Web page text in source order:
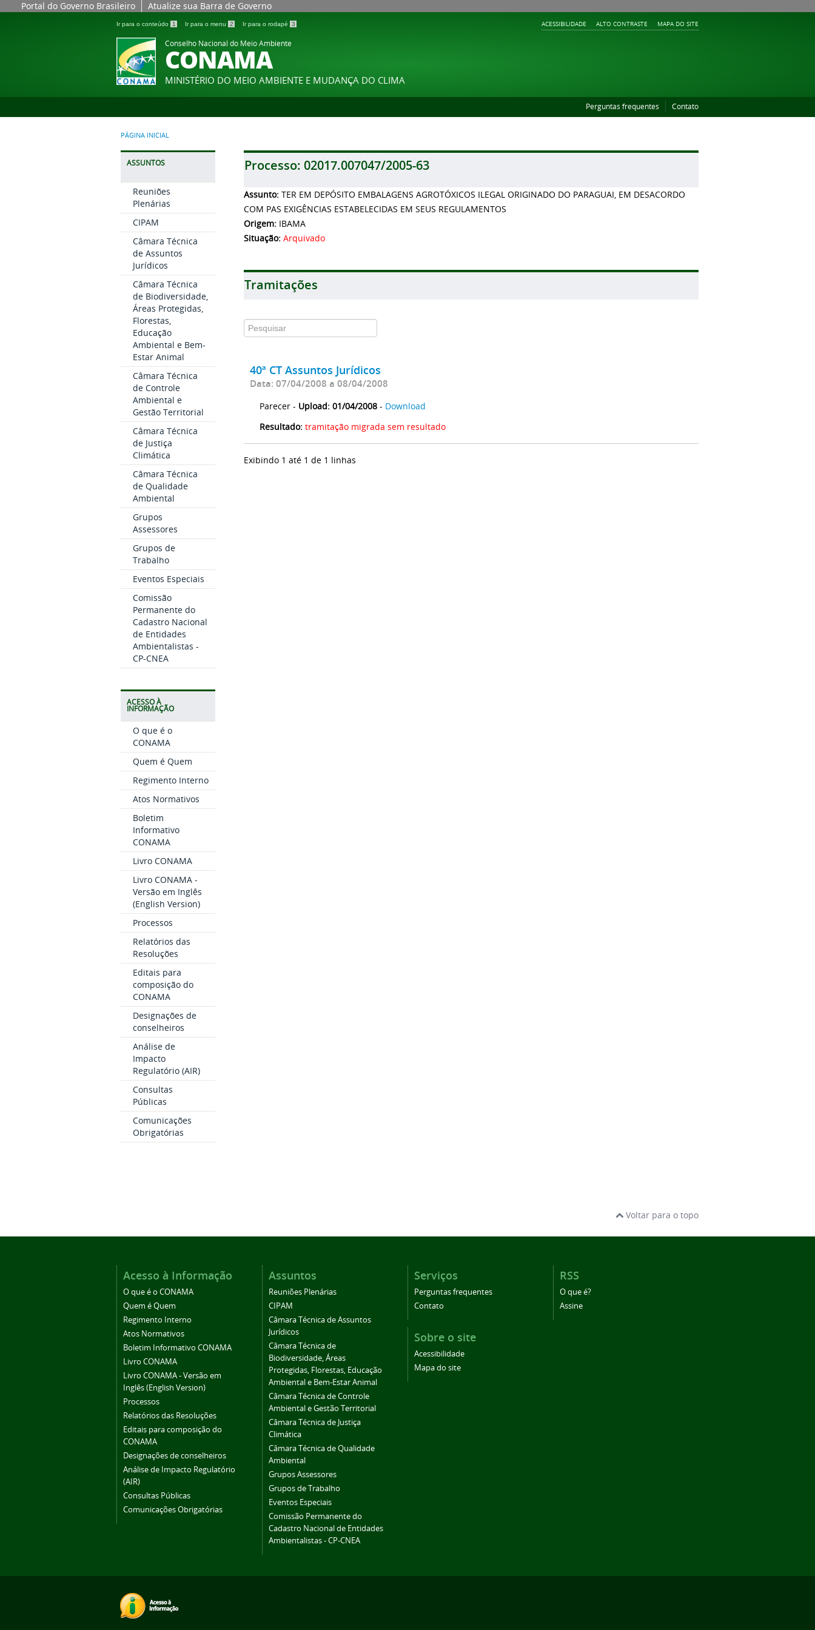
Portal do Governo Brasileiro Atualize sua Barra de Governo
Ir para o conteúdo 1 Ir para o menu 2 Ir para o rodapé 3 ACESSIBILIDADE ALTO CONTRASTE MAPA DO SITE
Conselho Nacional do Meio Ambiente
CONAMA
MINISTÉRIO DO MEIO AMBIENTE E MUDANÇA DO CLIMA
Perguntas frequentes Contato
PÁGINA INICIAL
ASSUNTOS
Reuniões
Plenárias
CIPAM
Câmara Técnica
de Assuntos
Jurídicos
Câmara Técnica
de Biodiversidade,
Áreas Protegidas,
Florestas,
Educação
Ambiental e Bem-
Estar Animal
Câmara Técnica
de Controle
Ambiental e
Gestão Territorial
Câmara Técnica
de Justiça
Climática
Câmara Técnica
de Qualidade
Ambiental
Grupos
Assessores
Grupos de
Trabalho
Eventos Especiais
Comissão
Permanente do
Cadastro Nacional
de Entidades
Ambientalistas -
CP-CNEA
ACESSO À
INFORMAÇÃO
O que é o
CONAMA
Quem é Quem
Regimento Interno
Atos Normativos
Boletim
Informativo
CONAMA
Livro CONAMA
Livro CONAMA -
Versão em Inglês
(English Version)
Processos
Relatórios das
Resoluções
Editais para
composição do
CONAMA
Designações de
conselheiros
Análise de
Impacto
Regulatório (AIR)
Consultas
Públicas
Comunicações
Obrigatórias
Processo: 02017.007047/2005-63
Assunto: TER EM DEPÓSITO EMBALAGENS AGROTÓXICOS ILEGAL ORIGINADO DO PARAGUAI, EM DESACORDO
COM PAS EXIGÊNCIAS ESTABELECIDAS EM SEUS REGULAMENTOS
Origem: IBAMA
Situação: Arquivado
Tramitações
40ª CT Assuntos Jurídicos
Data: 07/04/2008 a 08/04/2008
Parecer - Upload: 01/04/2008 - Download
Resultado: tramitação migrada sem resultado
Exibindo 1 até 1 de 1 linhas
Voltar para o topo
Acesso à Informação
O que é o CONAMA
Quem é Quem
Regimento Interno
Atos Normativos
Boletim Informativo CONAMA
Livro CONAMA
Livro CONAMA - Versão em
Inglês (English Version)
Processos
Relatórios das Resoluções
Editais para composição do
CONAMA
Designações de conselheiros
Análise de Impacto Regulatório
(AIR)
Consultas Públicas
Comunicações Obrigatórias
Assuntos
Reuniões Plenárias
CIPAM
Câmara Técnica de Assuntos
Jurídicos
Câmara Técnica de
Biodiversidade, Áreas
Protegidas, Florestas, Educação
Ambiental e Bem-Estar Animal
Câmara Técnica de Controle
Ambiental e Gestão Territorial
Câmara Técnica de Justiça
Climática
Câmara Técnica de Qualidade
Ambiental
Grupos Assessores
Grupos de Trabalho
Eventos Especiais
Comissão Permanente do
Cadastro Nacional de Entidades
Ambientalistas - CP-CNEA
Serviços
Perguntas frequentes
Contato
RSS
O que é?
Assine
Sobre o site
Acessibilidade
Mapa do site